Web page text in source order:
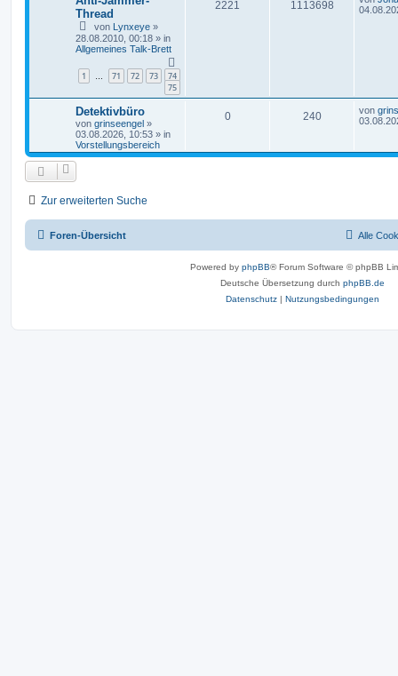
Thread
von Lynxeye »
28.08.2010, 00:18 » in
Allgemeines Talk-Brett
1 … 71 72 73
74
75
2221 1113698
Detektivbüro
von grinseengel »
03.08.2026, 10:53 » in
Vorstellungsbereich
0 240 von
Zur erweiterten Suche
Foren-Übersicht Alle
Powered by phpBB® Forum Software © phpBB
Deutsche Übersetzung durch phpBB.de
Datenschutz | Nutzungsbedingungen